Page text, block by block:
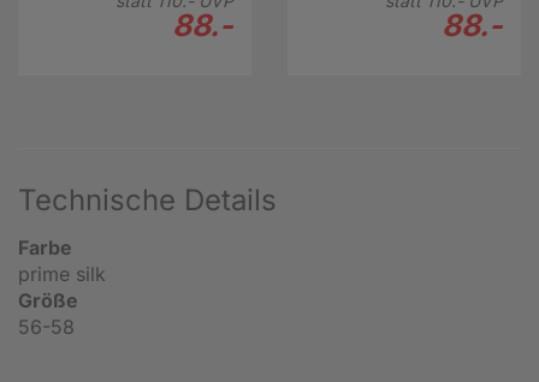
88.- 88.-
Technische Details
Farbe
prime silk
Größe
56-58